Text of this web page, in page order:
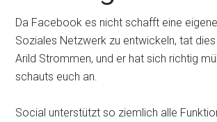
Da Facebook es nicht schafft eine
Soziales Netzwerk zu entwickeln, tat dies
Arild Strommen, und er hat sich richtig
schauts euch an.
Social unterstützt so ziemlich alle